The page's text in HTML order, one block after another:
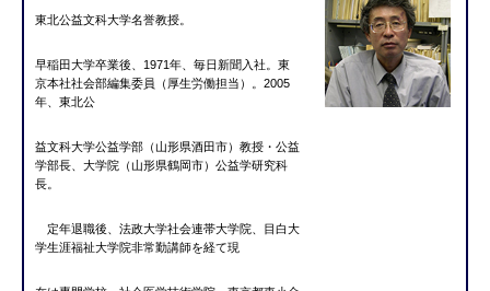
東北公益文科大学名誉教授。
早稲田大学卒業後、1971年、毎日新聞入社。東
京本社社会部編集委員（厚生労働担当）。2005
年、東北公
益文科大学公益学部（山形県酒田市）教授・公益
学部長、大学院（山形県鶴岡市）公益学研究科
長。
定年退職後、法政大学社会連帯大学院、目白大
学生涯福祉大学院非常勤講師を経て現